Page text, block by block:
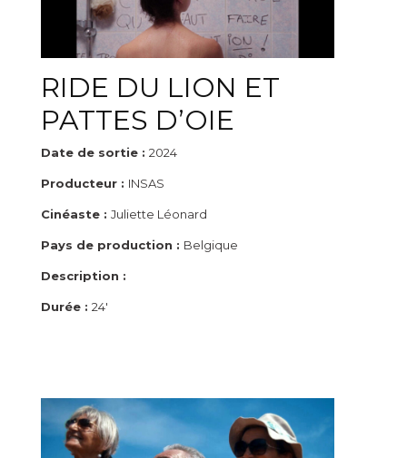
RIDE DU LION ET
PATTES D’OIE
Date de sortie : 2024
Producteur : INSAS
Cinéaste : Juliette Léonard
Pays de production : Belgique
Description :
Durée : 24'